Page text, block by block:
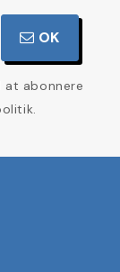
OK
at abonnere